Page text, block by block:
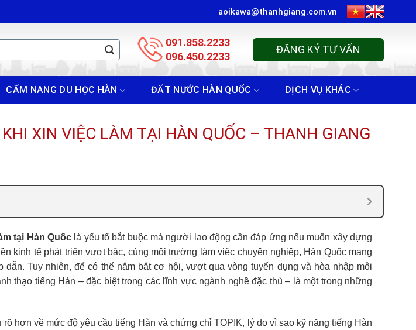
aoikawa@thanhgiang.com.vn
091.858.2233
096.450.2233
ĐĂNG KÝ TƯ VẤN
CẨM NANG DU HỌC HÀN ĐẤT NƯỚC HÀN QUỐC DỊCH VỤ KHÁC
XIN VIỆC LÀM TẠI HÀN QUỐC – THANH GIANG
tại Hàn Quốc là yếu tố bắt buộc mà người lao động cần đáp ứng nếu muốn xây dựng
kinh tế phát triển vượt bậc, cùng môi trường làm việc chuyên nghiệp, Hàn Quốc mang
dẫn. Tuy nhiên, để có thể nắm bắt cơ hội, vượt qua vòng tuyển dụng và hòa nhập môi
thạo tiếng Hàn – đặc biệt trong các lĩnh vực ngành nghề đặc thù – là một trong những
hơn về mức độ yêu cầu tiếng Hàn và chứng chỉ TOPIK, lý do vì sao kỹ năng tiếng Hàn